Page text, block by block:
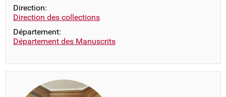
Direction:
Direction des collections
Département:
Département des Manuscrits